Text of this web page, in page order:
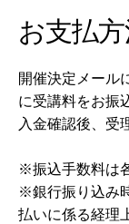
お支払
開催決定メール
に受講料をお振
入金確認後、受
※振込手数料は
※銀行振り込み
払いに係る経理